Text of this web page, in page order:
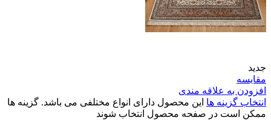
جدید
مقایسه
افزودن به علاقه مندی
انتخاب گزینه ها این محصول دارای انواع مختلفی می باشد. گزینه ها
ممکن است در صفحه محصول انتخاب شوند